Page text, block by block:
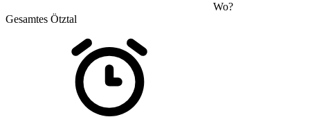
Wo?
Gesamtes Ötztal